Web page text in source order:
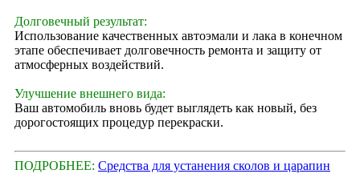
Долговечный результат:
Использование качественных автоэмали и лака в конечном
этапе обеспечивает долговечность ремонта и защиту от
атмосферных воздействий.
Улучшение внешнего вида:
Ваш автомобиль вновь будет выглядеть как новый, без
дорогостоящих процедур перекраски.
ПОДРОБНЕЕ: Средства для устанения сколов и царапин